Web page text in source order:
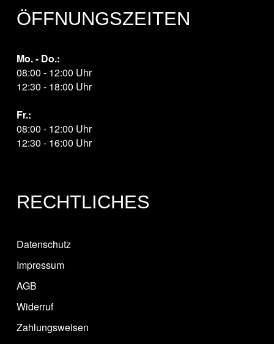
ÖFFNUNGSZEITEN
Mo. - Do.:
08:00 - 12:00 Uhr
12:30 - 18:00 Uhr
Fr.:
08:00 - 12:00 Uhr
12:30 - 16:00 Uhr
RECHTLICHES
Datenschutz
Impressum
AGB
Widerruf
Zahlungsweisen